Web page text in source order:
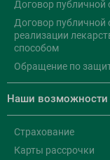
Договор публичной
Договор публичной
реализации
способом
Обращение по
Наши возможности
Страхование
Карты рассрочки